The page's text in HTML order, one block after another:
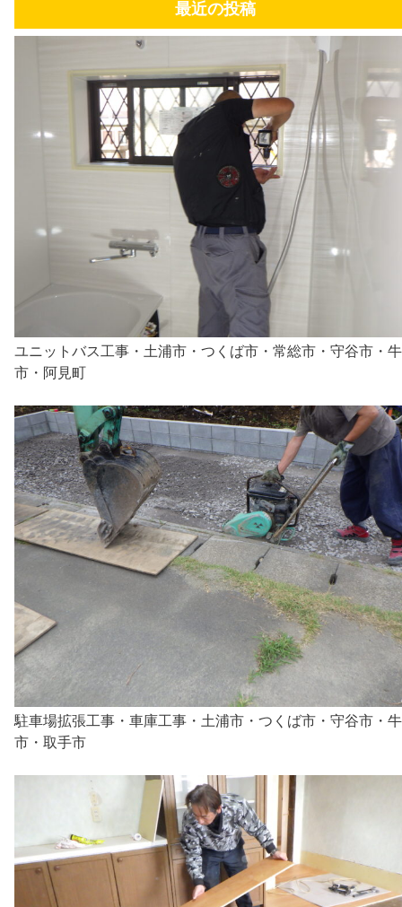
最近の投稿
ユニットバス工事・土浦市・つくば市・常総市・守谷市・
市・阿見町
駐車場拡張工事・車庫工事・土浦市・つくば市・守谷市・
市・取手市